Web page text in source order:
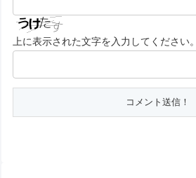
上に表示された文字を入力してください。